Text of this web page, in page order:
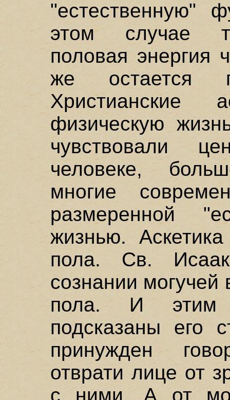
"естественную"
этом случае
половая энергия
же остается
Христианские
физическую
чувствовали
человеке,
многие
размеренной
жизнью.
пола. Св.
сознании могучей
пола. И этим
подсказаны его
принужден
отврати лице от
с ними. А от